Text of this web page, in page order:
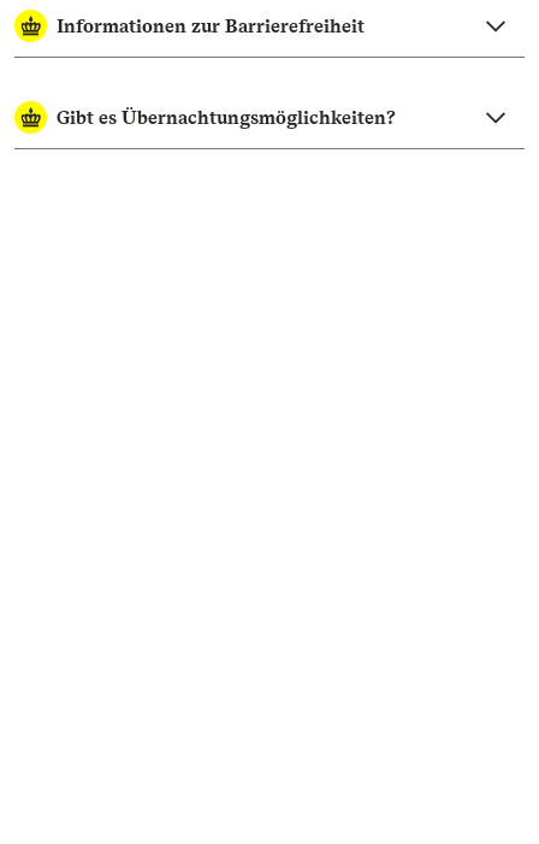
Informationen zur Barrierefreiheit
Gibt es Übernachtungsmöglichkeiten?